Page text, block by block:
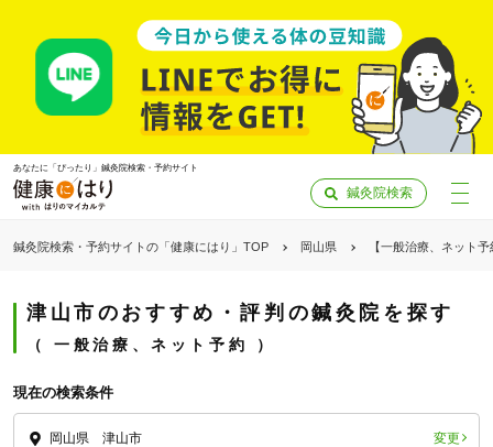
あなたに「ぴったり」鍼灸院検索・予約サイト
鍼灸院検索
鍼灸院検索・予約サイトの「健康にはり」TOP 岡山県 【一般治療、ネット
津山市のおすすめ・評判の鍼灸院を探す
一般治療、ネット予約
現在の検索条件
岡山県 津山市 変更